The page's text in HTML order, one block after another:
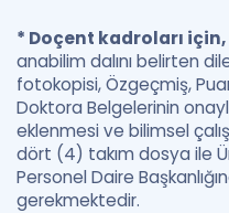
* Doçent kadroları için,
anabilim dalını belirten
fotokopisi, Özgeçmiş,
Doktora Belgelerinin
eklenmesi ve bilimsel
dört (4) takım dosya ile
Personel Daire
gerekmektedir.